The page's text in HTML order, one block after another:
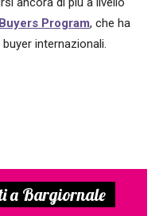
Program, che ha
internazionali.
a Bargiornale